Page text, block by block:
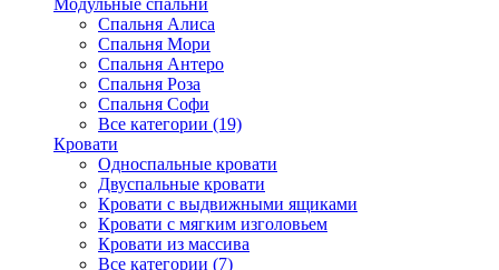
Модульные спальни
Спальня Алиса
Спальня Мори
Спальня Антеро
Спальня Роза
Спальня Софи
Все категории (19)
Кровати
Односпальные кровати
Двуспальные кровати
Кровати с выдвижными ящиками
Кровати с мягким изголовьем
Кровати из массива
Все категории (7)